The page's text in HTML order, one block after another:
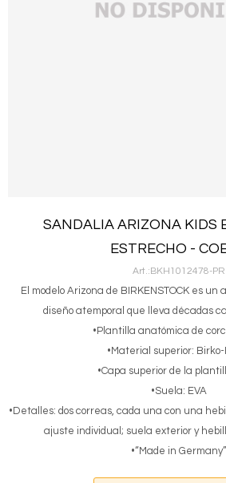
SANDALIA ARIZONA KIDS
ESTRECHO -
BKH1012478-PR
El modelo Arizona de BIRKENSTOCK es
diseño atemporal que lleva décadas
•Plantilla anatómica de
•Material superior:
•Capa superior de la
•Suela: EVA
•Detalles: dos correas, cada una con una
ajuste individual; suela exterior y
•“Made in Germany”